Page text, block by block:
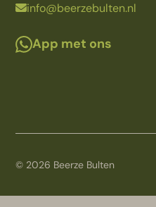
info@beerzebulten.nl
App met ons
© 2026 Beerze Bulten